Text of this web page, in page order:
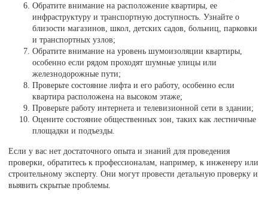
Обратите внимание на расположение квартиры, ее
инфраструктуру и транспортную доступность. Узнайте о
близости магазинов, школ, детских садов, больниц, парковки
и транспортных узлов;
Обратите внимание на уровень шумоизоляции квартиры,
особенно если рядом проходят шумные улицы или
железнодорожные пути;
Проверьте состояние лифта и его работу, особенно если
квартира расположена на высоком этаже;
Проверьте работу интернета и телевизионной сети в здании;
Оцените состояние общественных зон, таких как лестничные
площадки и подъезды.
Если у вас нет достаточного опыта и знаний для проведения
проверки, обратитесь к профессионалам, например, к инженеру или
строительному эксперту. Они могут провести детальную проверку и
выявить скрытые проблемы.